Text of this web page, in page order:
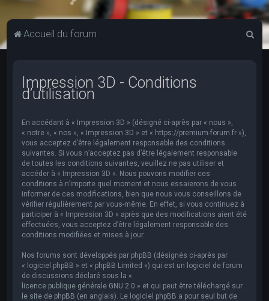
Accueil du forum
Impression 3D - Conditions
d’utilisation
En accédant à « Impression 3D » (désigné ci-après par « nous »,
« notre », « nos », « Impression 3D » et « https://premium-forum.fr »),
vous acceptez d’être légalement responsable des conditions
suivantes. Si vous n’acceptez pas d’être légalement responsable
de toutes les conditions suivantes, veuillez ne pas utiliser et
accéder à « Impression 3D ». Nous pouvons modifier ces
conditions à n’importe quel moment et nous essaierons de vous
informer de ces modifications, bien que nous vous conseillons de
vérifier régulièrement par vous-même. En effet, si vous continuez à
participer à « Impression 3D » après que des modifications aient été
effectuées, vous acceptez d’être légalement responsable des
conditions modifiées et mises à jour.
Nos forums sont développés par phpBB (désignés ci-après par
« logiciel phpBB » et « phpBB Limited ») qui est un logiciel de forum
de discussions déclaré sous la «
licence publique générale GNU 2.0 » et qui peut être téléchargé sur
le site de phpBB (en anglais). Le logiciel phpBB a pour seul but de